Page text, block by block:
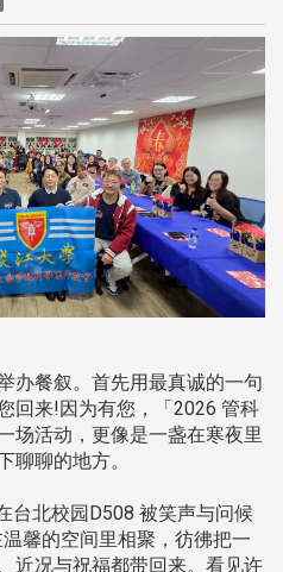
办餐叙。首先用最真诚的一句
回来!因为有您，「2026 管科
场活动，更像是一盏在寒夜里
聊聊的地方。
台北校园D508 被笑声与问候
馨的空间里相聚，彷彿把一
近况与祝福都带回来。看见许